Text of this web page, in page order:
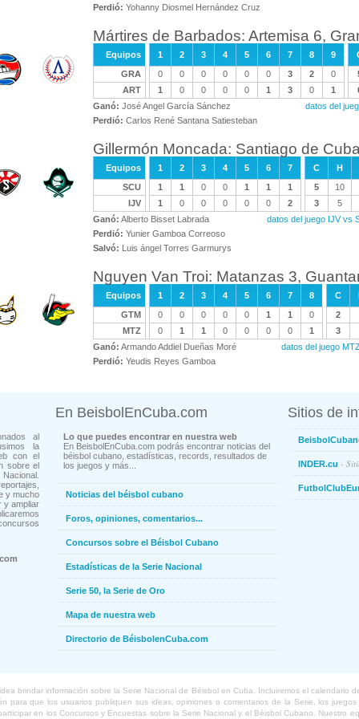
Perdió: Yohanny Diosmel Hernández Cruz
Mártires de Barbados: Artemisa 6,
Equipos 1 2 3 4 5 6 7 8 9
GRA
0 0 0 0 0 0 3 2 0
ART
1 0 0 0 0 1 3 0 1
datos del
Ganó: José Angel García Sánchez
Perdió: Carlos René Santana Satiesteban
Gillermón Moncada: Santiago de
Equipos 1 2 3 4 5 6 7 C
H
SCU
1 1 0 0 1 1 1 5
10
IJV
1 0 0 0 0 0 2 3
5
datos del juego IJV vs
Ganó: Alberto Bisset Labrada
Perdió: Yunier Gamboa Correoso
Salvó: Luis ángel Torres Garmurys
Nguyen Van Troi: Matanzas 3,
Equipos 1 2 3 4 5 6 7 8 C
GTM
0 0 0 0 0 1 1 0
2
MTZ
0 1 1 0 0 0 0 1
3
datos del juego
Ganó: Armando Addiel Dueñas Moré
Perdió: Yeudis Reyes Gamboa
al
la
con el
sobre el
y mucho
y ampliar
En BeisbolEnCuba.com
Lo que puedes encontrar en nuestra web
En BeisbolEnCuba.com podrás encontrar noticias del
béisbol cubano, estadísticas, records, resultados de
los juegos y más...
Noticias del béisbol cubano
Foros, opiniones, comentarios...
Concursos sobre el Béisbol Cubano
Estadísticas de la Serie Nacional
Serie 50, la Serie de Oro
Mapa de nuestra web
Directorio de BéisbolenCuba.com
Sitios de
INDER.cu -
brindar información sobre la Serie Nacional de Béisbol en Cuba. Incluiremos el calendario
para que los usuarios publiquen sus ideas, opiniones o comentarios de la Serie, los
en los Concursos y Encuestas sobre la Serie Nacional y el Béisbol Cubano. Nuestro